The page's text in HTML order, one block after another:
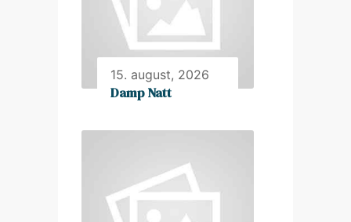
15. august, 2026
Damp Natt